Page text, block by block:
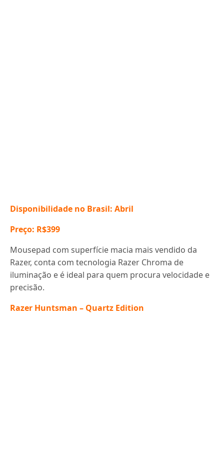
Disponibilidade no Brasil: Abril
Preço: R$399
Mousepad com superfície macia mais vendido da
Razer, conta com tecnologia Razer Chroma de
iluminação e é ideal para quem procura velocidade e
precisão.
Razer Huntsman – Quartz Edition